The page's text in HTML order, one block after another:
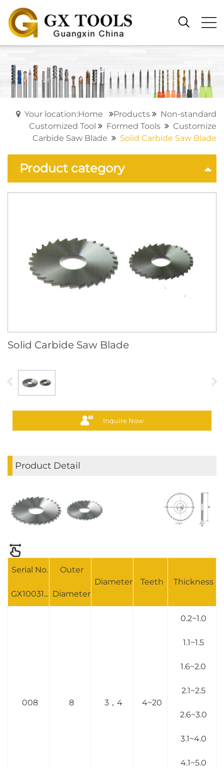
Your location:Home Products
Non-standard
Customized Tool
Formed Tools
Customize
Carbide Saw Blade
Solid Carbide Saw Blade
Product category
Solid Carbide Saw Blade
Inquire Now
Product Detail
Serial No.
GX10031...
Outer
Diameter
Diameter Teeth Thickness
008 8 3，4 4~20
0.2~1.0
1.1~1.5
1.6~2.0
2.1~2.5
2.6~3.0
3.1~4.0
4.1~5.0